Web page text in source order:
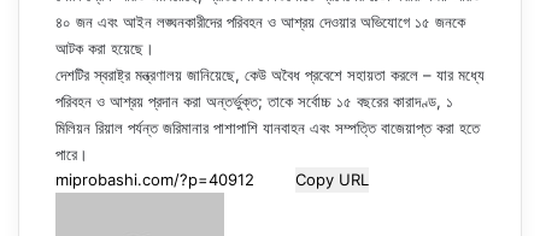
৪০ জন এবং আইন লঙ্ঘনকারীদের পরিবহন ও আশ্রয় দেওয়ার অভিযোগে ১৫ জনকে
আটক করা হয়েছে।
দেশটির স্বরাষ্ট্র মন্ত্রণালয় জানিয়েছে, কেউ অবৈধ প্রবেশে সহায়তা করলে – যার মধ্যে
পরিবহন ও আশ্রয় প্রদান করা অন্তর্ভুক্ত; তাকে সর্বোচ্চ ১৫ বছরের কারাদণ্ড, ১
মিলিয়ন রিয়াল পর্যন্ত জরিমানার পাশাপাশি যানবাহন এবং সম্পত্তি বাজেয়াপ্ত করা হতে
পারে।
Copy URL